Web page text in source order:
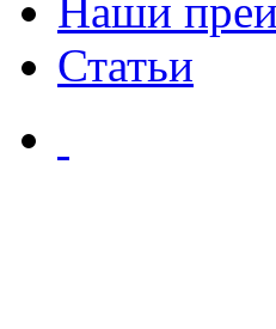
Наши
Статьи